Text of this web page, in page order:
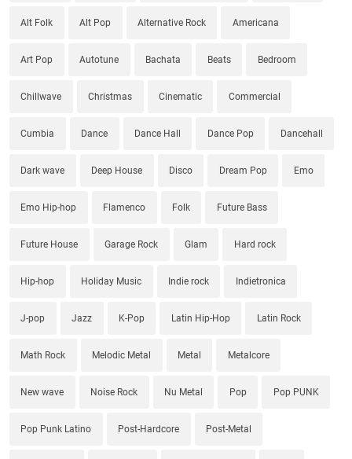
Alt Folk Alt Pop Alternative Rock Americana
Art Pop Autotune Bachata Beats Bedroom
Chillwave Christmas Cinematic Commercial
Cumbia Dance Dance Hall Dance Pop Dancehall
Dark wave Deep House Disco Dream Pop Emo
Emo Hip-hop Flamenco Folk Future Bass
Future House Garage Rock Glam Hard rock
Hip-hop Holiday Music Indie rock Indietronica
J-pop Jazz K-Pop Latin Hip-Hop Latin Rock
Math Rock Melodic Metal Metal Metalcore
New wave Noise Rock Nu Metal Pop Pop PUNK
Pop Punk Latino Post-Hardcore Post-Metal